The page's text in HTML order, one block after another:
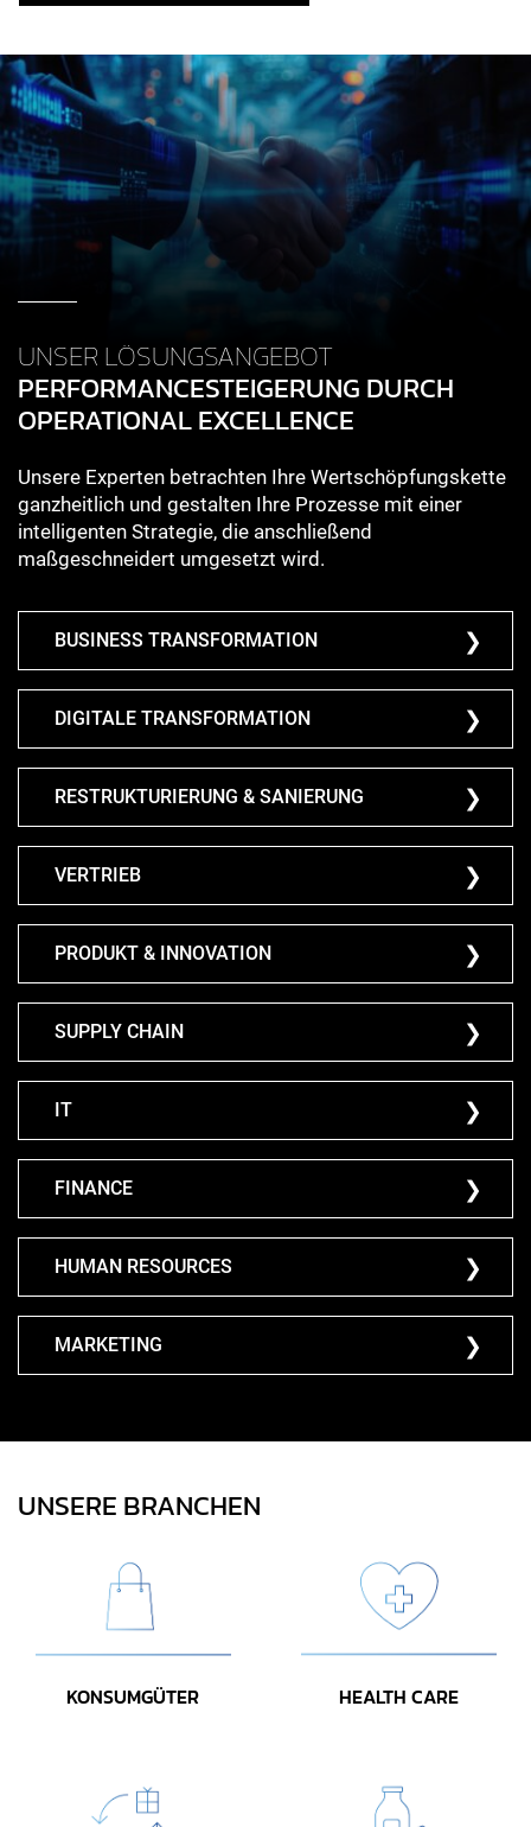
UNSER LÖSUNGSANGEBOT
PERFORMANCESTEIGERUNG DURCH
OPERATIONAL EXCELLENCE
Unsere Experten betrachten Ihre Wertschöpfungskette
ganzheitlich und gestalten Ihre Prozesse mit einer
intelligenten Strategie, die anschließend
maßgeschneidert umgesetzt wird.
BUSINESS TRANSFORMATION
DIGITALE TRANSFORMATION
RESTRUKTURIERUNG & SANIERUNG
VERTRIEB
PRODUKT & INNOVATION
SUPPLY CHAIN
IT
FINANCE
HUMAN RESOURCES
MARKETING
UNSERE BRANCHEN
KONSUMGÜTER HEALTH CARE